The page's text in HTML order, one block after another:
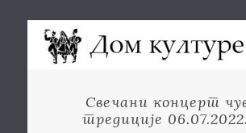
Свечани концерт
тредиције